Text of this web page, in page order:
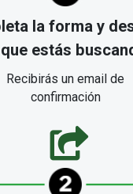
la forma y
estás
Recibirás un email de
confirmación